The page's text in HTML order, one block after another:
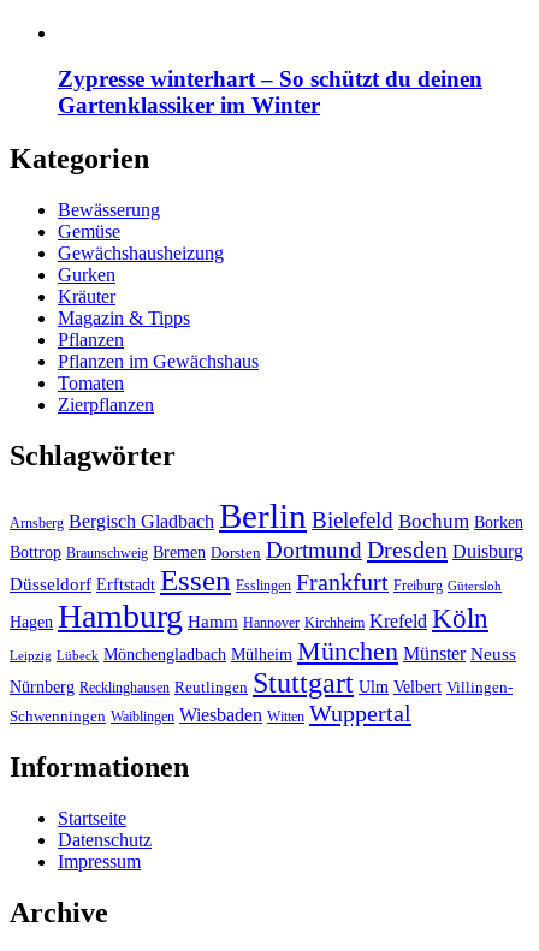
Zypresse winterhart – So schützt du deinen
Gartenklassiker im Winter
Kategorien
Bewässerung
Gemüse
Gewächshausheizung
Gurken
Kräuter
Magazin & Tipps
Pflanzen
Pflanzen im Gewächshaus
Tomaten
Zierpflanzen
Schlagwörter
Arnsberg Bergisch Gladbach Berlin Bielefeld Bochum Borken
Bottrop Braunschweig Bremen Dorsten Dortmund Dresden Duisburg
Düsseldorf Erftstadt Essen Esslingen Frankfurt Freiburg Gütersloh
Hagen Hamburg Hamm Hannover Kirchheim Krefeld Köln
Leipzig Lübeck Mönchengladbach Mülheim München Münster Neuss
Nürnberg Recklinghausen Reutlingen Stuttgart Ulm Velbert Villingen-
Schwenningen Waiblingen Wiesbaden Witten Wuppertal
Informationen
Startseite
Datenschutz
Impressum
Archive